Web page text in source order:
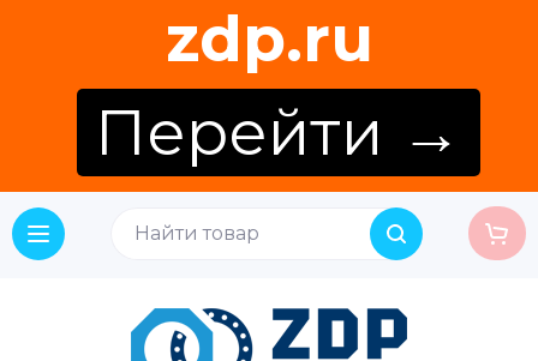
zdp.ru
Перейти →